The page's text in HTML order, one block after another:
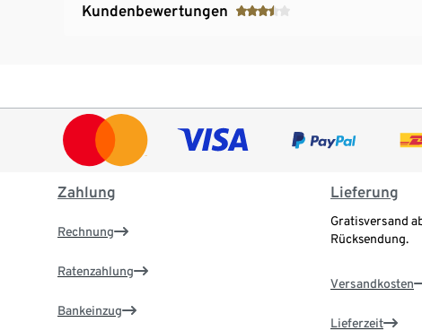
Kundenbewertungen
Zahlung
Rechnung
Ratenzahlung
Bankeinzug
Lieferung
Gratisversand
Rücksendung.
Versandkosten
Lieferzeit